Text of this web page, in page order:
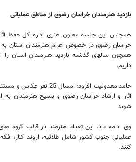
بازدید هنرمندان خراسان رضوی از مناطق عملیاتی
همچنین این جلسه معاون هنری اداره کل حفظ
خراسان رضوی در خصوص اعزام هنرمندان استان
همچون سالهای گذشته بازدید هنرمندان استان را
داریم.
حامد معدولیت افزود:
آثار و ارشاد خراسان رضوی و بسیج هنرمندان به
شوند.
عملیاتی جنوب کشور شامل طلائیه، اروند کنار،
کنند.